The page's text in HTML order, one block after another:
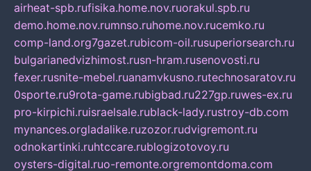
airheat-spb.rufisika.home.nov.ruorakul.spb.ru
demo.home.nov.rumnso.ruhome.nov.rucemko.ru
comp-land.org7gazet.rubicom-oil.rusuperiorsearch.ru
bulgarianedvizhimost.rusn-hram.rusenovosti.ru
fexer.rusnite-mebel.ruanamvkusno.rutechnosaratov.ru
0sporte.ru9rota-game.rubigbad.ru227gp.ruwes-ex.ru
pro-kirpichi.ruisraelsale.rublack-lady.rustroy-db.com
mynances.orgladalike.ruzozor.rudvigremont.ru
odnokartinki.ruhtccare.rublogizotovoy.ru
oysters-digital.ruo-remonte.orgremontdoma.com